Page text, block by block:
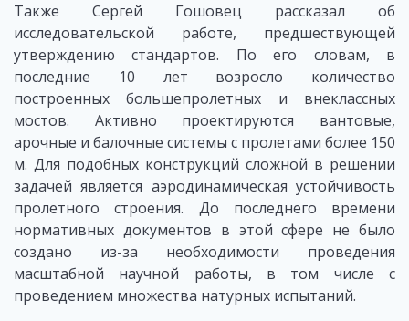
Также Сергей Гошовец рассказал об
исследовательской работе, предшествующей
утверждению стандартов. По его словам, в
последние 10 лет возросло количество
построенных большепролетных и внеклассных
мостов. Активно проектируются вантовые,
арочные и балочные системы с пролетами более 150
м. Для подобных конструкций сложной в решении
задачей является аэродинамическая устойчивость
пролетного строения. До последнего времени
нормативных документов в этой сфере не было
создано из-за необходимости проведения
масштабной научной работы, в том числе с
проведением множества натурных испытаний.